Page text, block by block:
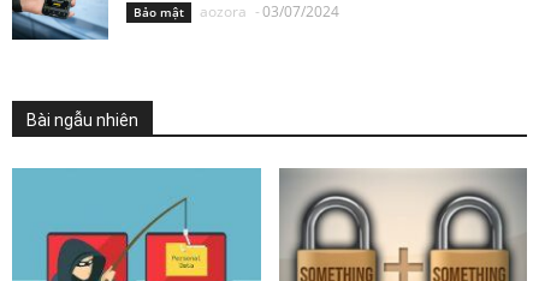
Bảo mật aozora -03/07/2024
Bài ngẫu nhiên